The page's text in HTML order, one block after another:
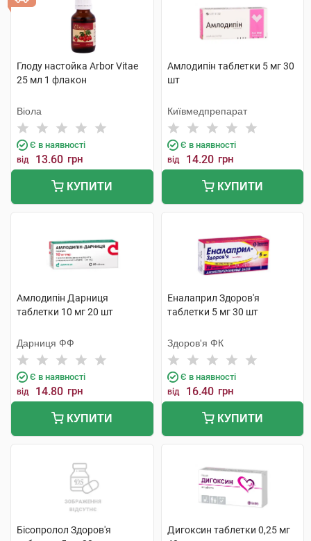
Глоду настойка Arbor Vitae
25 мл 1 флакон
Віола
Є в наявності
від 13.60 грн
КУПИТИ
Амлодипін таблетки 5 мг 30
шт
Київмедпрепарат
Є в наявності
від 14.20 грн
КУПИТИ
Амлодипін Дарниця
таблетки 10 мг 20 шт
Дарниця ФФ
Є в наявності
від 14.80 грн
КУПИТИ
Еналаприл Здоров'я
таблетки 5 мг 30 шт
Здоров'я ФК
Є в наявності
від 16.40 грн
КУПИТИ
Бісопролол Здоров'я
Дигоксин таблетки 0,25 мг